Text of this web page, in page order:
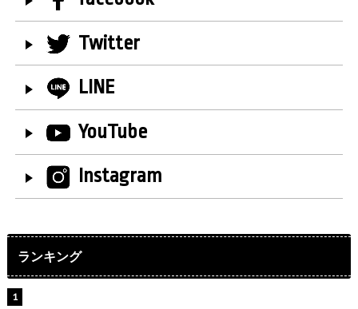
Twitter
LINE
YouTube
Instagram
ランキング